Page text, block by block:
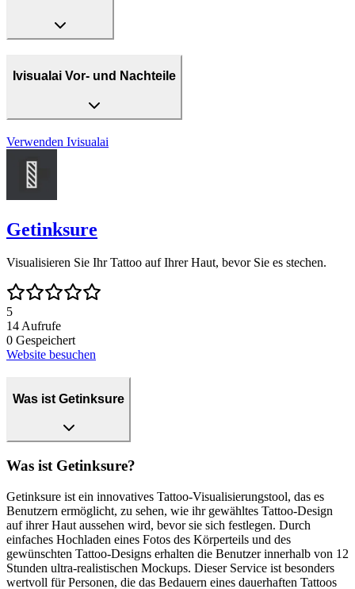
Ivisualai Vor- und Nachteile
Verwenden Ivisualai
Getinksure
Visualisieren Sie Ihr Tattoo auf Ihrer Haut, bevor Sie es stechen.
5
14Aufrufe
0 Gespeichert
Website besuchen
Was ist Getinksure
Was ist Getinksure?
Getinksure ist ein innovatives Tattoo-Visualisierungstool, das es
Benutzern ermöglicht, zu sehen, wie ihr gewähltes Tattoo-Design
auf ihrer Haut aussehen wird, bevor sie sich festlegen. Durch
einfaches Hochladen eines Fotos des Körperteils und des
gewünschten Tattoo-Designs erhalten die Benutzer innerhalb von 12
Stunden ultra-realistischen Mockups. Dieser Service ist besonders
wertvoll für Personen, die das Bedauern eines dauerhaften Tattoos